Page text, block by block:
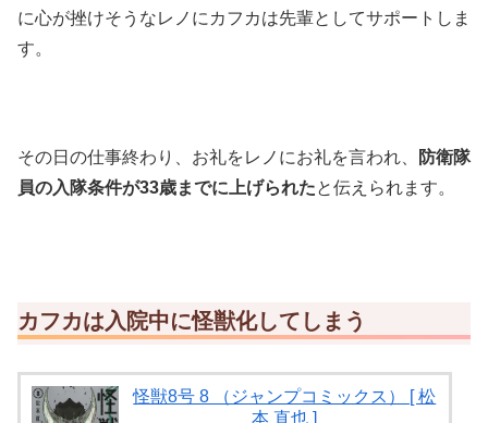
に心が挫けそうなレノにカフカは先輩としてサポートしま
す。
その日の仕事終わり、お礼をレノにお礼を言われ、
防衛隊
員の入隊条件が33歳までに上げられたと伝えられます。
カフカは入院中に怪獣化してしまう
怪獣8号 8 （ジャンプコミックス） [ 松
本 直也 ]